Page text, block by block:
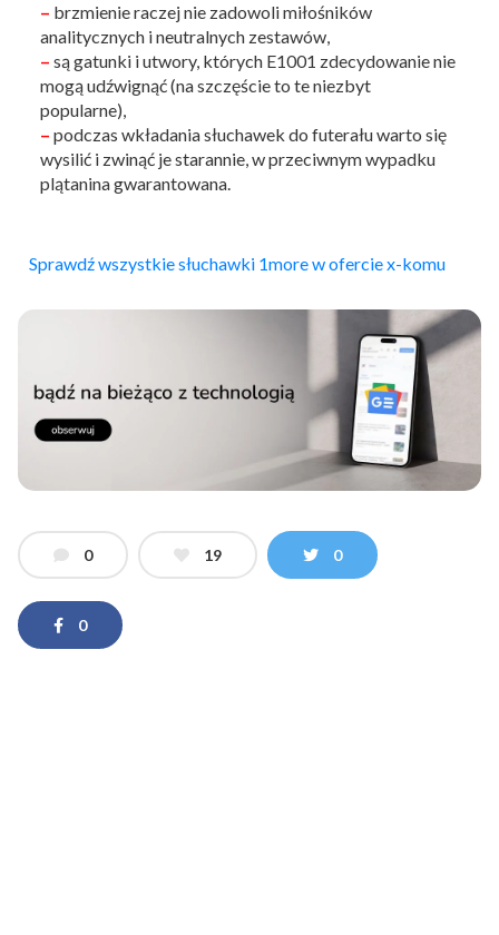
– brzmienie raczej nie zadowoli miłośników
analitycznych i neutralnych zestawów,
– są gatunki i utwory, których E1001 zdecydowanie nie
mogą udźwignąć (na szczęście to te niezbyt
popularne),
– podczas wkładania słuchawek do futerału warto się
wysilić i zwinąć je starannie, w przeciwnym wypadku
plątanina gwarantowana.
Sprawdź wszystkie słuchawki 1more w ofercie x-komu
0 19 0
0